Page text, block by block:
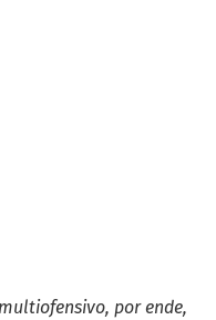
por ende,